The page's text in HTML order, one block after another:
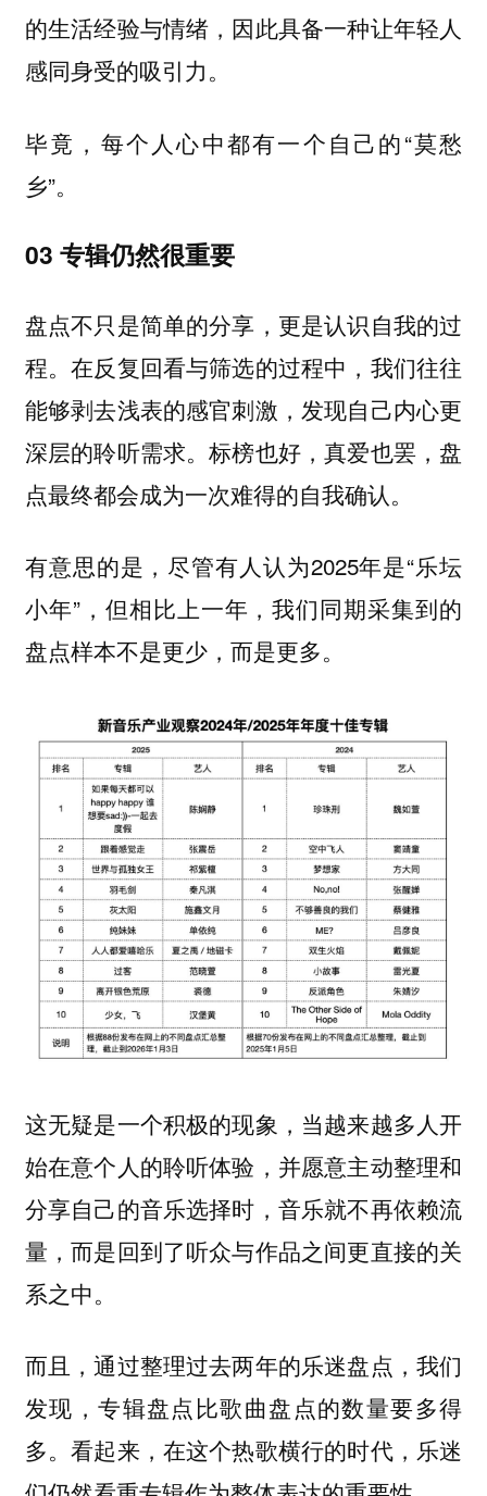
的生活经验与情绪，因此具备一种让年轻人
感同身受的吸引力。
毕竟，每个人心中都有一个自己的“莫愁
乡”。
03 专辑仍然很重要
盘点不只是简单的分享，更是认识自我的过
程。在反复回看与筛选的过程中，我们往往
能够剥去浅表的感官刺激，发现自己内心更
深层的聆听需求。标榜也好，真爱也罢，盘
点最终都会成为一次难得的自我确认。
有意思的是，尽管有人认为2025年是“乐坛
小年”，但相比上一年，我们同期采集到的
盘点样本不是更少，而是更多。
这无疑是一个积极的现象，当越来越多人开
始在意个人的聆听体验，并愿意主动整理和
分享自己的音乐选择时，音乐就不再依赖流
量，而是回到了听众与作品之间更直接的关
系之中。
而且，通过整理过去两年的乐迷盘点，我们
发现，专辑盘点比歌曲盘点的数量要多得
多。看起来，在这个热歌横行的时代，乐迷